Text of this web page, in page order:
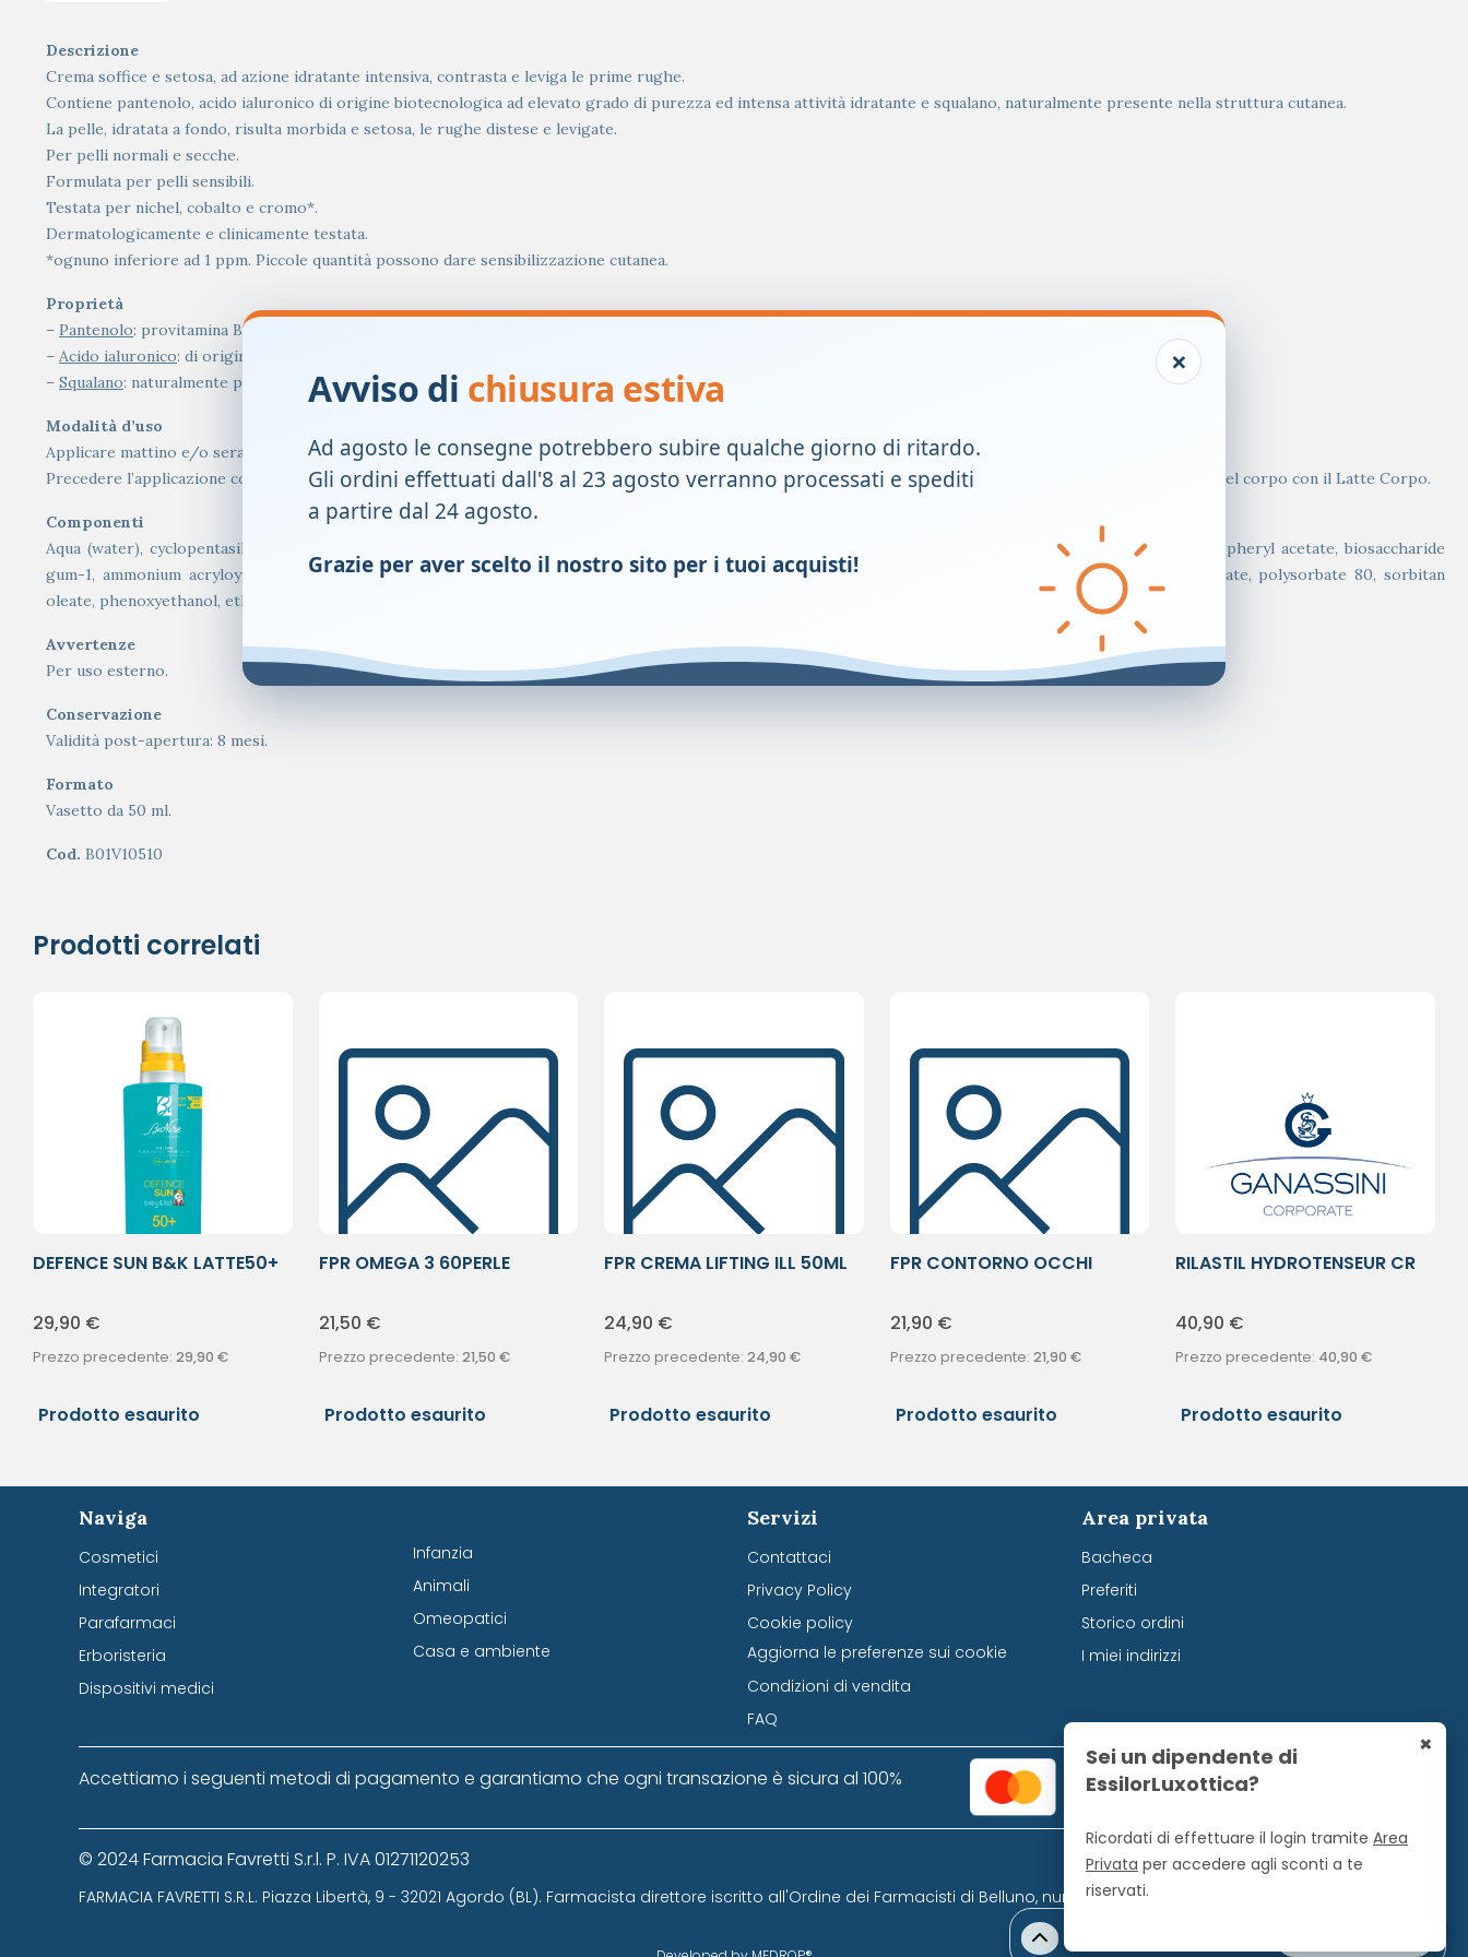
Descrizione
Crema soffice e setosa, ad azione idratante intensiva, contrasta e leviga le prime rughe.
Contiene pantenolo, acido ialuronico di origine biotecnologica ad elevato grado di purezza ed intensa attività idratante e squalano, naturalmente presente nella struttura cutanea.
La pelle, idratata a fondo, risulta morbida e setosa, le rughe distese e levigate.
Per pelli normali e secche.
Formulata per pelli sensibili.
Testata per nichel, cobalto e cromo*.
Dermatologicamente e clinicamente testata.
*ognuno inferiore ad 1 ppm. Piccole quantità possono dare sensibilizzazione cutanea.
Proprietà
– Pantenolo: provitamina B5 in grado di aumentare il trofismo (nutrimento) cutaneo.
– Acido ialuronico: di origine biotecnologica, azione idratante e di riempimento delle rughe.
– Squalano: naturalmente presente nella struttura cutanea, idrata e rigenera, il film lipidico della cute.
Modalità d’uso
Applicare mattino e/o sera sulla pelle struccata del viso e del collo.
Precedere l’applicazione con una adeguata detersione. Completare il trattamento viso con il prodotto Contorno Occhi. Idratare quotidianamente anche la pelle del corpo con il Latte Corpo.
Componenti
Aqua (water), cyclopentasiloxane, diethylhexyl carbonate, butylene glycol, isohexadecane, glycerin, steareth-21, sodium hyaluronate, panthenol, squalane, tocopheryl acetate, biosaccharide
gum-1, ammonium acryloyldimethyltaurate/VP copolymer, silica, sodium acrylate/sodium acryloyldimethyl taurate copolymer, dimethicone, sodium polyacrylate, polysorbate 80, sorbitan
oleate, phenoxyethanol, ethylhexylglycerin, disodium EDTA, parfum (fragrance).
Avvertenze
Per uso esterno.
Conservazione
Validità post-apertura: 8 mesi.
Formato
Vasetto da 50 ml.
Cod. B01V10510
Prodotti correlati
DEFENCE SUN B&K LATTE50+
29,90 €
Prezzo precedente: 29,90 €
Prodotto esaurito
FPR OMEGA 3 60PERLE
21,50 €
Prezzo precedente: 21,50 €
Prodotto esaurito
FPR CREMA LIFTING ILL 50ML
24,90 €
Prezzo precedente: 24,90 €
Prodotto esaurito
FPR CONTORNO OCCHI
21,90 €
Prezzo precedente: 21,90 €
Prodotto esaurito
RILASTIL HYDROTENSEUR CR
40,90 €
Prezzo precedente: 40,90 €
Prodotto esaurito
Naviga
Cosmetici
Integratori
Parafarmaci
Erboristeria
Dispositivi medici
Infanzia
Animali
Omeopatici
Casa e ambiente
Servizi
Contattaci
Privacy Policy
Cookie policy
Aggiorna le preferenze sui cookie
Condizioni di vendita
FAQ
Area privata
Bacheca
Preferiti
Storico ordini
I miei indirizzi
Accettiamo i seguenti metodi di pagamento e garantiamo che ogni transazione è sicura al 100%
© 2024 Farmacia Favretti S.r.l. P. IVA 01271120253
FARMACIA FAVRETTI S.R.L. Piazza Libertà, 9 - 32021 Agordo (BL). Farmacista direttore iscritto all'Ordine dei Farmacisti di Belluno, numero 728.
×
Sei un dipendente di
EssilorLuxottica?
Ricordati di effettuare il login tramite Area
Privata per accedere agli sconti a te
riservati.
×
Avviso di chiusura estiva
Ad agosto le consegne potrebbero subire qualche giorno di ritardo.
Gli ordini effettuati dall'8 al 23 agosto verranno processati e spediti
a partire dal 24 agosto.
Grazie per aver scelto il nostro sito per i tuoi acquisti!